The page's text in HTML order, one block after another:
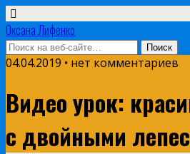
Оксана Лифенко
04.04.2019 • нет комментариев
Видео урок:
с двойными